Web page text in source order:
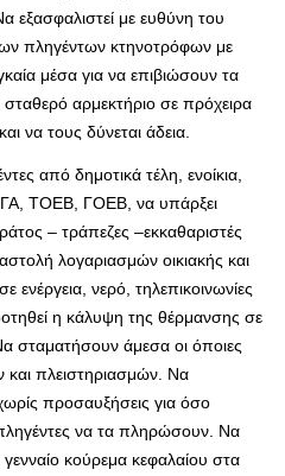
εξασφαλιστεί με ευθύνη του
πληγέντων κτηνοτρόφων με
μέσα για να επιβιώσουν τα
αρμεκτήριο σε πρόχειρα
να τους δύνεται άδεια.
από δημοτικά τέλη, ενοίκια,
ΤΟΕΒ, ΓΟΕΒ, να υπάρξει
– τράπεζες –εκκαθαριστές
λογαριασμών οικιακής και
ενέργεια, νερό, τηλεπικοινωνίες
η κάλυψη της θέρμανσης σε
σταματήσουν άμεσα οι όποιες
και πλειστηριασμών. Να
προσαυξήσεις για όσο
να τα πληρώσουν. Να
γενναίο κούρεμα κεφαλαίου στα